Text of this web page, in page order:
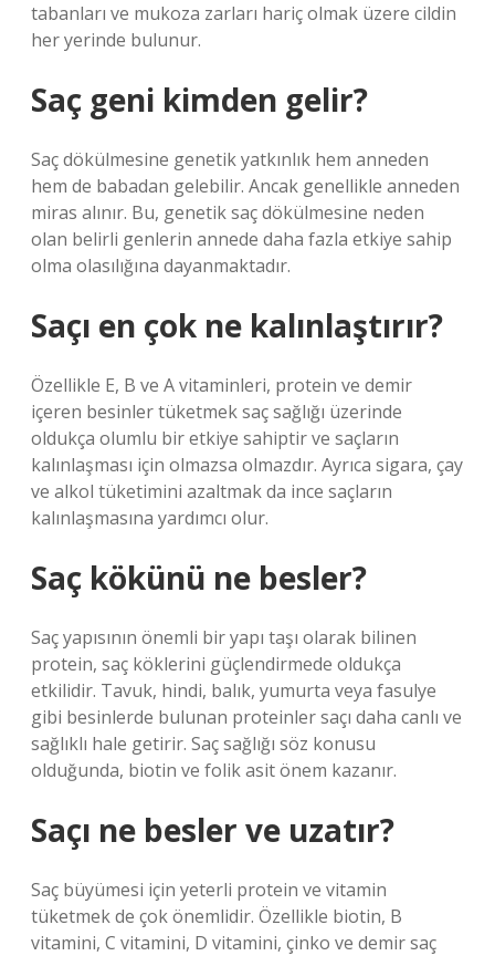
tabanları ve mukoza zarları hariç olmak üzere cildin
her yerinde bulunur.
Saç geni kimden gelir?
Saç dökülmesine genetik yatkınlık hem anneden
hem de babadan gelebilir. Ancak genellikle anneden
miras alınır. Bu, genetik saç dökülmesine neden
olan belirli genlerin annede daha fazla etkiye sahip
olma olasılığına dayanmaktadır.
Saçı en çok ne kalınlaştırır?
Özellikle E, B ve A vitaminleri, protein ve demir
içeren besinler tüketmek saç sağlığı üzerinde
oldukça olumlu bir etkiye sahiptir ve saçların
kalınlaşması için olmazsa olmazdır. Ayrıca sigara, çay
ve alkol tüketimini azaltmak da ince saçların
kalınlaşmasına yardımcı olur.
Saç kökünü ne besler?
Saç yapısının önemli bir yapı taşı olarak bilinen
protein, saç köklerini güçlendirmede oldukça
etkilidir. Tavuk, hindi, balık, yumurta veya fasulye
gibi besinlerde bulunan proteinler saçı daha canlı ve
sağlıklı hale getirir. Saç sağlığı söz konusu
olduğunda, biotin ve folik asit önem kazanır.
Saçı ne besler ve uzatır?
Saç büyümesi için yeterli protein ve vitamin
tüketmek de çok önemlidir. Özellikle biotin, B
vitamini, C vitamini, D vitamini, çinko ve demir saç